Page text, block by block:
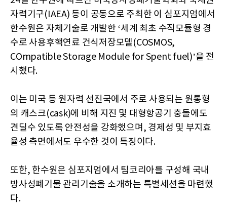
자력기구(IAEA) 등이 공동으로 주최한 이 심포지엄에서
한수원은 자체기술로 개발한 ‘세계 최초 수직모듈형 경
수로 사용후핵연료 건식저장모델(COSMOS,
COmpatible Storage Module for Spent fuel)’을 전
시했다.
이는 미국 등 원자력 선진국에서 주로 사용되는 원통형
의 캐스크(cask)에 비해 지진 및 대형항공기 충돌에도
견딜수 있도록 안전성을 강화했으며, 경제성 및 부지효
율성 측면에서도 우수한 것이 특징이다.
또한, 한수원은 심포지엄에서 팀코리아를 구성해 국내
방사성폐기물 관리기술을 소개하는 특별세션을 마련했
다.